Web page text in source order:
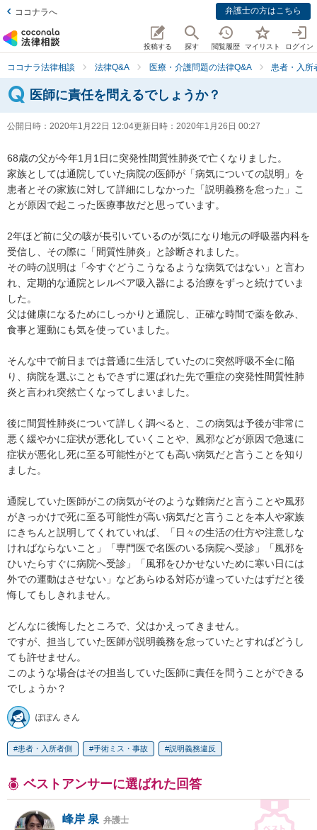
ココナラへ 弁護士の方はこちら
投稿する 探す 閲覧履歴 マイリスト ログイン
ココナラ法律相談 法律Q&A 医療・介護問題の法律Q&A 患者・入所
医師に責任を問えるでしょうか？
公開日時： 2020年1月22日 12:04更新日時： 2020年1月26日 00:27
68歳の父が今年1月1日に突発性間質性肺炎で亡くなりました。
家族としては通院していた病院の医師が「病気についての説明」を
患者とその家族に対して詳細にしなかった「説明義務を怠った」こ
とが原因で起こった医療事故だと思っています。
2年ほど前に父の咳が長引いているのが気になり地元の呼吸器内科を
受信し、その際に「間質性肺炎」と診断されました。
その時の説明は「今すぐどうこうなるような病気ではない」と言わ
れ、定期的な通院とレルベア吸入器による治療をずっと続けていま
した。
父は健康になるためにしっかりと通院し、正確な時間で薬を飲み、
食事と運動にも気を使っていました。
そんな中で前日までは普通に生活していたのに突然呼吸不全に陥
り、病院を選ぶこともできずに運ばれた先で重症の突発性間質性肺
炎と言われ突然亡くなってしまいました。
後に間質性肺炎について詳しく調べると、この病気は予後が非常に
悪く緩やかに症状が悪化していくことや、風邪などが原因で急速に
症状が悪化し死に至る可能性がとても高い病気だと言うことを知り
ました。
通院していた医師がこの病気がそのような難病だと言うことや風邪
がきっかけで死に至る可能性が高い病気だと言うことを本人や家族
にきちんと説明してくれていれば、「日々の生活の仕方や注意しな
ければならないこと」「専門医で名医のいる病院へ受診」「風邪を
ひいたらすぐに病院へ受診」「風邪をひかせないために寒い日には
外での運動はさせない」などあらゆる対応が違っていたはずだと後
悔してもしきれません。
どんなに後悔したところで、父はかえってきません。
ですが、担当していた医師が説明義務を怠っていたとすればどうし
ても許せません。
このような場合はその担当していた医師に責任を問うことができる
ぽぽん さん
患者・入所者側 手術ミス・事故 説明義務違反
ベストアンサーに選ばれた回答
峰岸 泉 弁護士